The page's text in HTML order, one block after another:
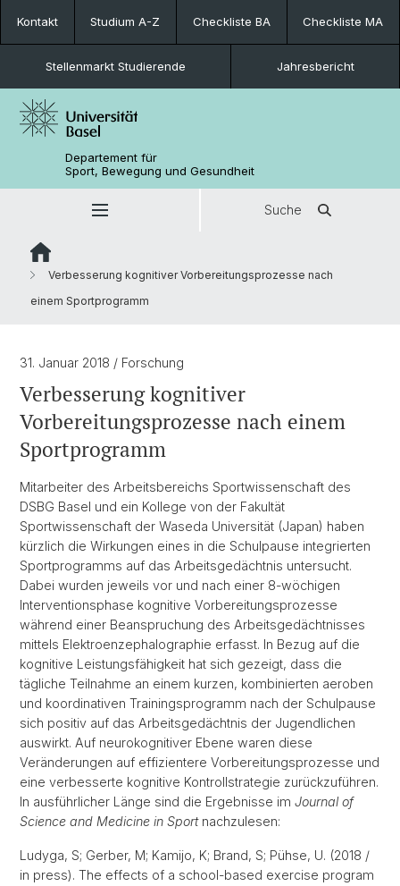
Kontakt Studium A-Z Checkliste BA Checkliste MA
Stellenmarkt Studierende Jahresbericht
Departement für
Sport, Bewegung und Gesundheit
Suche
Verbesserung kognitiver Vorbereitungsprozesse nach
einem Sportprogramm
31. Januar 2018 / Forschung
Verbesserung kognitiver
Vorbereitungsprozesse nach einem
Sportprogramm
Mitarbeiter des Arbeitsbereichs Sportwissenschaft des
DSBG Basel und ein Kollege von der Fakultät
Sportwissenschaft der Waseda Universität (Japan) haben
kürzlich die Wirkungen eines in die Schulpause integrierten
Sportprogramms auf das Arbeitsgedächtnis untersucht.
Dabei wurden jeweils vor und nach einer 8-wöchigen
Interventionsphase kognitive Vorbereitungsprozesse
während einer Beanspruchung des Arbeitsgedächtnisses
mittels Elektroenzephalographie erfasst. In Bezug auf die
kognitive Leistungsfähigkeit hat sich gezeigt, dass die
tägliche Teilnahme an einem kurzen, kombinierten aeroben
und koordinativen Trainingsprogramm nach der Schulpause
sich positiv auf das Arbeitsgedächtnis der Jugendlichen
auswirkt. Auf neurokognitiver Ebene waren diese
Veränderungen auf effizientere Vorbereitungsprozesse und
eine verbesserte kognitive Kontrollstrategie zurückzuführen.
In ausführlicher Länge sind die Ergebnisse im Journal of
Science and Medicine in Sportnachzulesen:
Ludyga, S; Gerber, M; Kamijo, K; Brand, S; Pühse, U. (2018 /
in press). The effects of a school-based exercise program